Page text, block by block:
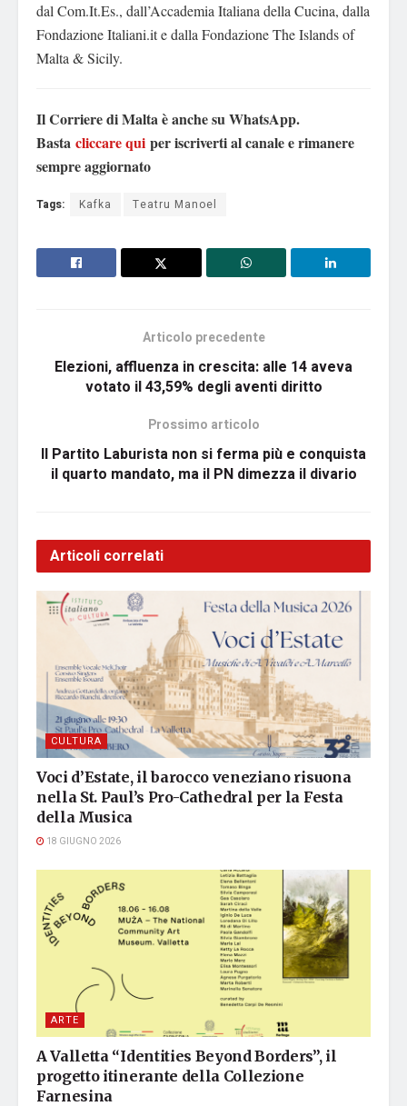
dal Com.It.Es., dall’Accademia Italiana della Cucina, dalla
Fondazione Italiani.it e dalla Fondazione The Islands of
Malta & Sicily.
Il Corriere di Malta è anche su WhatsApp.
Basta cliccare qui per iscriverti al canale e rimanere
sempre aggiornato
Tags: Kafka Teatru Manoel
Articolo precedente
Elezioni, affluenza in crescita: alle 14 aveva
votato il 43,59% degli aventi diritto
Prossimo articolo
Il Partito Laburista non si ferma più e conquista
il quarto mandato, ma il PN dimezza il divario
Articoli correlati
CULTURA
Voci d’Estate, il barocco veneziano risuona
nella St. Paul’s Pro-Cathedral per la Festa
della Musica
18 GIUGNO 2026
ARTE
A Valletta “Identities Beyond Borders”, il
progetto itinerante della Collezione
Farnesina